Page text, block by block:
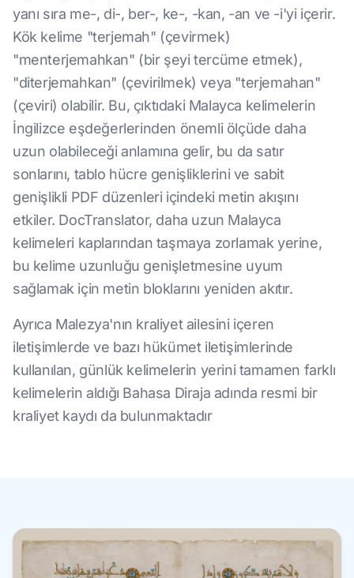
yanı sıra me-, di-, ber-, ke-, -kan, -an ve -i'yi içerir.
Kök kelime "terjemah" (çevirmek)
"menterjemahkan" (bir şeyi tercüme etmek),
"diterjemahkan" (çevirilmek) veya "terjemahan"
(çeviri) olabilir. Bu, çıktıdaki Malayca kelimelerin
İngilizce eşdeğerlerinden önemli ölçüde daha
uzun olabileceği anlamına gelir, bu da satır
sonlarını, tablo hücre genişliklerini ve sabit
genişlikli PDF düzenleri içindeki metin akışını
etkiler. DocTranslator, daha uzun Malayca
kelimeleri kaplarından taşmaya zorlamak yerine,
bu kelime uzunluğu genişletmesine uyum
sağlamak için metin bloklarını yeniden akıtır.
Ayrıca Malezya'nın kraliyet ailesini içeren
iletişimlerde ve bazı hükümet iletişimlerinde
kullanılan, günlük kelimelerin yerini tamamen farklı
kelimelerin aldığı Bahasa Diraja adında resmi bir
kraliyet kaydı da bulunmaktadır